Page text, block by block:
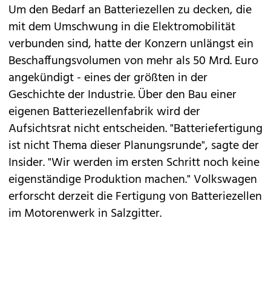
Um den Bedarf an Batteriezellen zu decken, die
mit dem Umschwung in die Elektromobilität
verbunden sind, hatte der Konzern unlängst ein
Beschaffungsvolumen von mehr als 50 Mrd. Euro
angekündigt - eines der größten in der
Geschichte der Industrie. Über den Bau einer
eigenen Batteriezellenfabrik wird der
Aufsichtsrat nicht entscheiden. "Batteriefertigung
ist nicht Thema dieser Planungsrunde", sagte der
Insider. "Wir werden im ersten Schritt noch keine
eigenständige Produktion machen." Volkswagen
erforscht derzeit die Fertigung von Batteriezellen
im Motorenwerk in Salzgitter.